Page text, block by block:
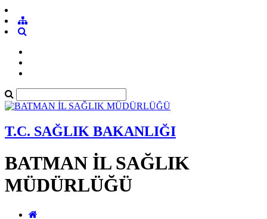
T.C. SAĞLIK BAKANLIĞI
BATMAN İL SAĞLIK
MÜDÜRLÜĞÜ